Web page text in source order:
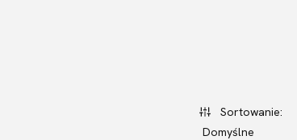
Sortowanie:
Domyślne